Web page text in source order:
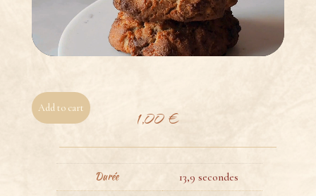
1,00€
Add to cart
Durée 13,9 secondes